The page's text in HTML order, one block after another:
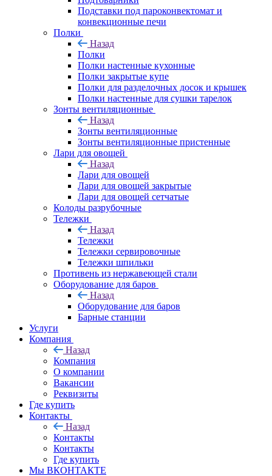
Подставки под пароконвектомат и
конвекционные печи
Полки
Назад
Полки
Полки настенные кухонные
Полки закрытые купе
Полки для разделочных досок и крышек
Полки настенные для сушки тарелок
Зонты вентиляционные
Назад
Зонты вентиляционные
Зонты вентиляционные пристенные
Лари для овощей
Назад
Лари для овощей
Лари для овощей закрытые
Лари для овощей сетчатые
Колоды разрубочные
Тележки
Назад
Тележки
Тележки сервировочные
Тележки шпильки
Противень из нержавеющей стали
Оборудование для баров
Назад
Оборудование для баров
Барные станции
Услуги
Компания
Назад
Компания
О компании
Вакансии
Реквизиты
Где купить
Контакты
Назад
Контакты
Контакты
Где купить
Мы ВКОНТАКТЕ